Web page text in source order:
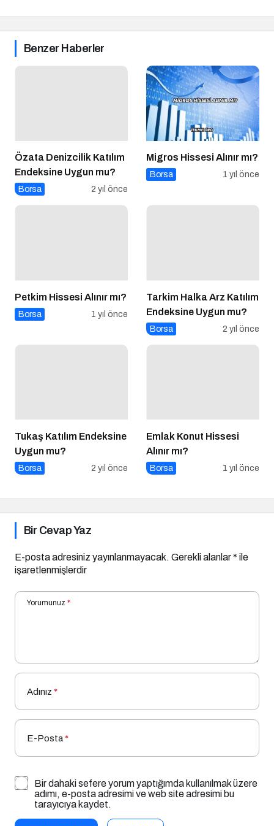
Benzer Haberler
Özata Denizcilik Katılım
Endeksine Uygun mu?
Borsa 2 yıl önce
Migros Hissesi Alınır mı?
Borsa 1 yıl önce
Petkim Hissesi Alınır mı?
Borsa 1 yıl önce
Tarkim Halka Arz Katılım
Endeksine Uygun mu?
Borsa 2 yıl önce
Tukaş Katılım Endeksine
Uygun mu?
Borsa 2 yıl önce
Emlak Konut Hissesi
Alınır mı?
Borsa 1 yıl önce
Bir Cevap Yaz
E-posta adresiniz yayınlanmayacak. Gerekli alanlar* ile
işaretlenmişlerdir
Yorumunuz *
Adınız *
E-Posta*
Bir dahaki sefere yorum yaptığımda kullanılmak üzere
adımı, e-posta adresimi ve web site adresimi bu
tarayıcıya kaydet.